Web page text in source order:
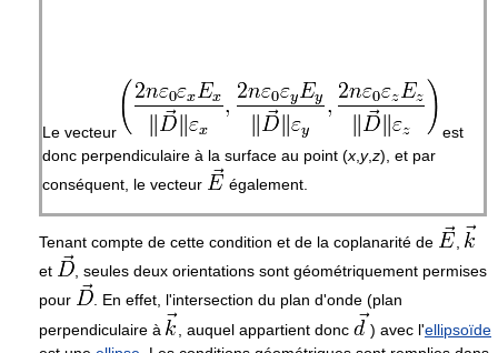
Le vecteur
est
donc perpendiculaire à la surface au point (x y,z) , et par
conséquent, le vecteur
également.
Tenant compte de cette condition et de la coplanarité de
et
, seules deux orientations sont géométriquement permises
pour
. En effet, l'intersection du plan d'onde (plan
perpendiculaire à
, auquel appartient donc ) avec l'ellipsoïde